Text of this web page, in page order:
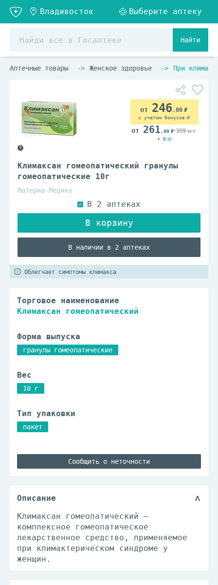
Найти
Аптечные товары Женское здоровье При
Климаксан гомеопатический гранулы
гомеопатические 10г
Материа-Медика
В наличии в 2 аптеках
246.00
с учетом бонусов
261 .00 309.00
+ 8
Облегчает симптомы климакса
Торговое наименование
Климаксан гомеопатический
Форма выпуска
гранулы гомеопатические
Вес
10 г
Тип упаковки
пакет
Сообщить о неточности
Описание
Климаксан гомеопатический –
комплексное гомеопатическое
лекарственное средство, применяемое
при климактерическом синдроме у
женщин.